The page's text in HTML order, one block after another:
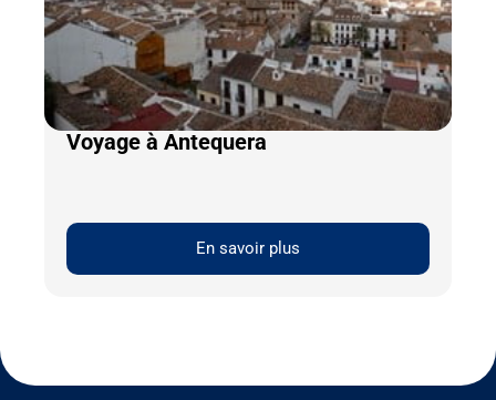
Voyage à Antequera
En savoir plus